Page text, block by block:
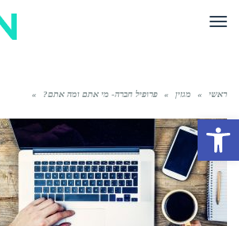
פתח סרגל נגישות
תפריט
ראשי » מגזין » פרופיל חברה- מי אתם ומה אתם? »